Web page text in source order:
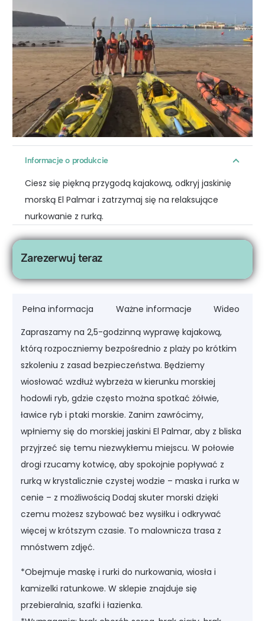
Informacje o produkcie
Ciesz się piękną przygodą kajakową, odkryj jaskinię
morską El Palmar i zatrzymaj się na relaksujące
nurkowanie z rurką.
Zarezerwuj teraz
Pełna informacja Ważne informacje
Wideo
Zapraszamy na 2,5-godzinną wyprawę kajakową,
którą rozpoczniemy bezpośrednio z plaży po krótkim
szkoleniu z zasad bezpieczeństwa. Będziemy
wiosłować wzdłuż wybrzeża w kierunku morskiej
hodowli ryb, gdzie często można spotkać żółwie,
ławice ryb i ptaki morskie. Zanim zawrócimy,
wpłniemy się do morskiej jaskini El Palmar, aby z bliska
przyjrzeć się temu niezwykłemu miejscu. W połowie
drogi rzucamy kotwicę, aby spokojnie popływać z
rurką w krystalicznie czystej wodzie – maska i rurka w
cenie – z możliwością Dodaj skuter morski dzięki
czemu możesz szybować bez wysiłku i odkrywać
więcej w krótszym czasie. To malownicza trasa z
mnóstwem zdjęć.
*Obejmuje maskę i rurki do nurkowania, wiosła i
kamizelki ratunkowe. W sklepie znajduje się
przebieralnia, szafki i łazienka.